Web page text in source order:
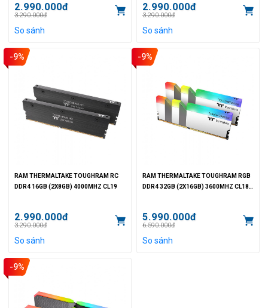
2.990.000đ
3.290.000đ
So sánh
2.990.000đ
3.290.000đ
So sánh
-9%
RAM THERMALTAKE TOUGHRAM RC
DDR4 16GB (2X8GB) 4000MHZ CL19
2.990.000đ
3.290.000đ
So sánh
-9%
RAM THERMALTAKE TOUGHRAM RGB
DDR4 32GB (2X16GB) 3600MHZ CL18
5.990.000đ
6.590.000đ
So sánh
-9%